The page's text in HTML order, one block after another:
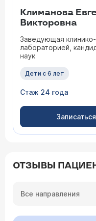
Климанова
Викторовна
Заведующая
лабораторией,
наук
Дети с 6 лет
Стаж 24 года
ОТЗЫВЫ
Все направления